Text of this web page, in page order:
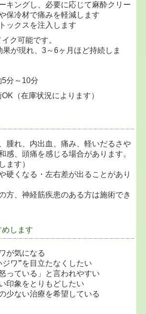
キングし、必要に応じて麻酔クリー
保冷材で痛みを軽減します
ックスを注入します
ク可能です。
が現れ、3～6ヶ月ほど持続しま
分～10分
（在庫状況によります）
腫れ、内出血、痛み、軽いだるさや
感、頭痛を感じる場合があります。
ます）
硬くなる・左右差が出ることがあり
方、神経筋疾患のある方は施術でき
めします
が気になる
ジワ”を目立たなくしたい
っている」と言われやすい
印象をとりもどしたい
少ない治療を希望している